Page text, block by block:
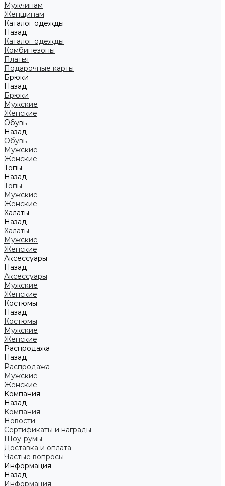
Мужчинам
Женщинам
Каталог одежды
Назад
Каталог одежды
Комбинезоны
Платья
Подарочные карты
Брюки
Назад
Брюки
Мужские
Женские
Обувь
Назад
Обувь
Мужские
Женские
Топы
Назад
Топы
Мужские
Женские
Халаты
Назад
Халаты
Мужские
Женские
Аксессуары
Назад
Аксессуары
Мужские
Женские
Костюмы
Назад
Костюмы
Мужские
Женские
Распродажа
Назад
Распродажа
Мужские
Женские
Компания
Назад
Компания
Новости
Сертификаты и награды
Шоу-румы
Доставка и оплата
Частые вопросы
Информация
Назад
Информация